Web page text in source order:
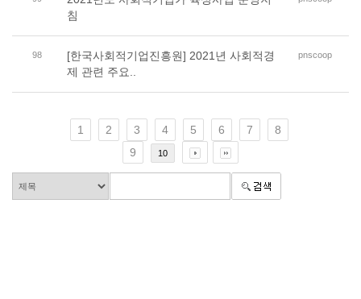
침
98
[한국사회적기업진흥원] 2021년 사회적경
제 관련 주요..
pnscoop
1 2 3 4 5 6 7
8
9
10